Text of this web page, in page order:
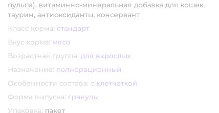
пульпа), витаминно-минеральная добавка для кошек,
таурин, антиоксиданты, консервант
Класс корма: стандарт
Вкус корма: мясо
Возрастная группа: для взрослых
Назначение: полнорационный
Особенности состава: с клетчаткой
Форма выпуска: гранулы
Упаковка: пакет